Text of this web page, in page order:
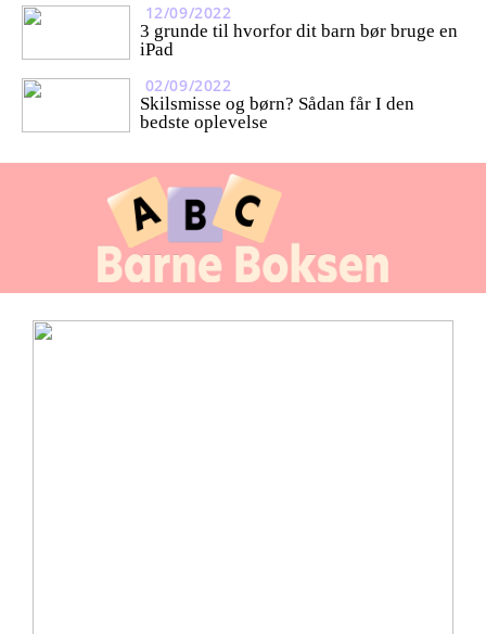
12/09/2022
3 grunde til hvorfor dit barn bør bruge en
iPad
02/09/2022
Skilsmisse og børn? Sådan får I den
bedste oplevelse